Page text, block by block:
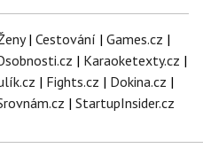
| Cestování | Games.cz |
| Karaoketexty.cz |
| Fights.cz | Dokina.cz |
| StartupInsider.cz